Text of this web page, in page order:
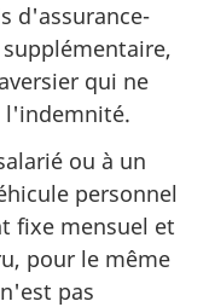
d'assurance-
qui ne
l'indemnité.
ou à un
personnel
fixe mensuel et
pour le même
pas